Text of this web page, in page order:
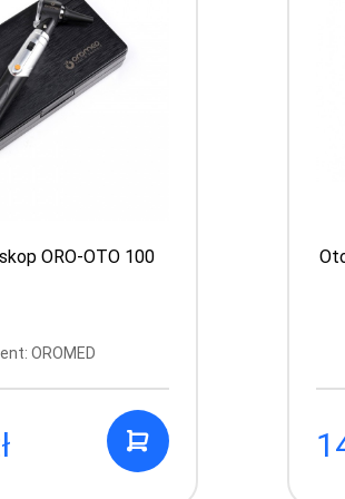
ORO-OTO 100
OROMED